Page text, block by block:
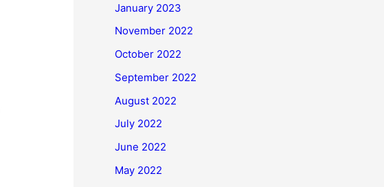
January 2023
November 2022
October 2022
September 2022
August 2022
July 2022
June 2022
May 2022